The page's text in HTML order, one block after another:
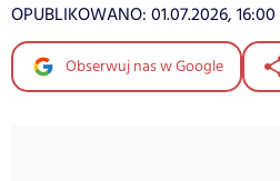
OPUBLIKOWANO: 01.07.2026, 16:00
Obserwuj nas w Google